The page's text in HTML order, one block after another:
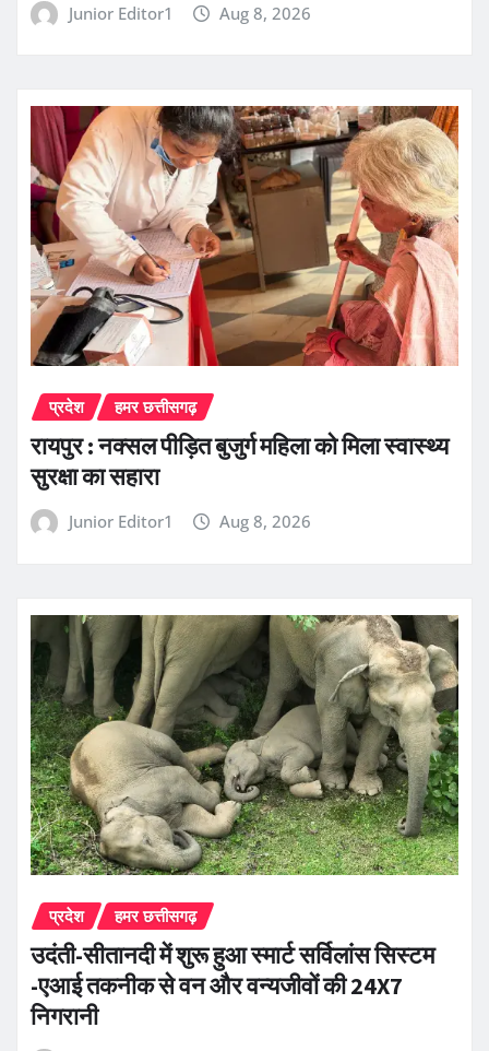
Junior Editor1 Aug 8, 2026
प्रदेश हमर छत्तीसगढ़
रायपुर : नक्सल पीड़ित बुजुर्ग महिला को मिला स्वास्थ्य
सुरक्षा का सहारा
Junior Editor1 Aug 8, 2026
प्रदेश हमर छत्तीसगढ़
उदंती-सीतानदी में शुरू हुआ स्मार्ट सर्विलांस सिस्टम
-एआई तकनीक से वन और वन्यजीवों की 24X7
निगरानी